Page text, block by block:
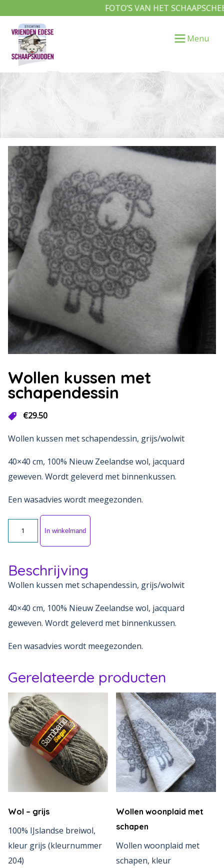
FOTO’S VAN HET
Menu
Wollen kussen met
schapendessin
€29.50
Wollen kussen met schapendessin, grijs/wolwit
40×40 cm, 100% Nieuw Zeelandse wol, jacquard
geweven. Wordt geleverd met binnenkussen.
Een wasadvies wordt meegezonden.
Wollen
schapendessin
aantal
In winkelmand
Beschrijving
Wollen kussen met schapendessin, grijs/wolwit
40×40 cm, 100% Nieuw Zeelandse wol, jacquard
geweven. Wordt geleverd met binnenkussen.
Een wasadvies wordt meegezonden.
Gerelateerde producten
Wol – grijs
100% IJslandse breiwol,
kleur grijs (kleurnummer
204)
Wollen woonplaid met
schapen
Wollen woonplaid met
schapen, kleur